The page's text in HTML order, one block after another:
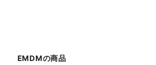
EMDMの商品